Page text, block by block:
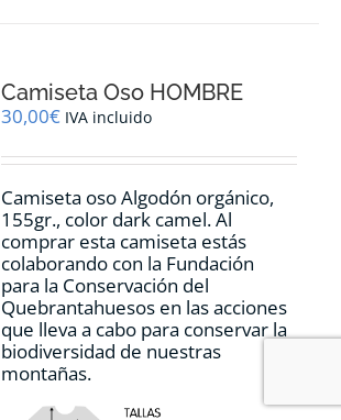
se
pueden
en
página
de
producto
Camiseta Oso HOMBRE
30,00€ IVA incluido
Camiseta oso Algodón orgánico,
155gr., color dark camel. Al
comprar esta camiseta estás
colaborando con la Fundación
para la Conservación del
Quebrantahuesos en las acciones
que lleva a cabo para conservar la
biodiversidad de nuestras
montañas.